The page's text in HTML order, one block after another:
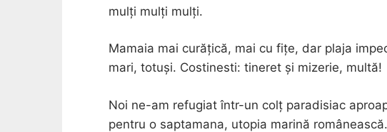
mulți mulți mulți.
Mamaia mai curățică, mai cu fițe, dar plaja
mari, totuși. Costinesti: tineret și mizerie, multă!
Noi ne-am refugiat într-un colț paradisiac
pentru o saptamana, utopia marină